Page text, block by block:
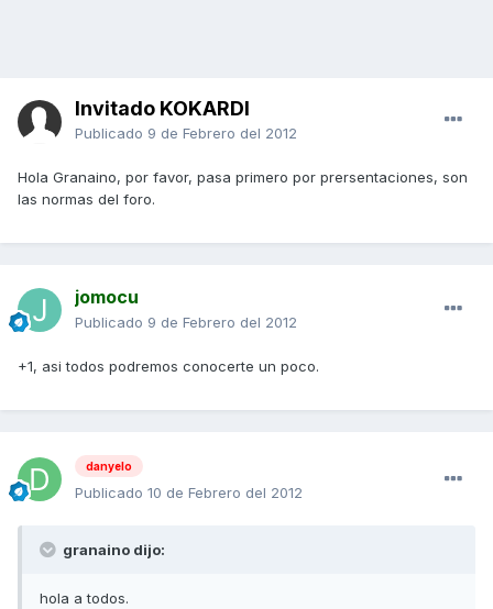
Invitado KOKARDI
Publicado 9 de Febrero del 2012
Hola Granaino, por favor, pasa primero por prersentaciones, son
las normas del foro.
jomocu
Publicado 9 de Febrero del 2012
+1, asi todos podremos conocerte un poco.
danyelo
Publicado 10 de Febrero del 2012
granaino dijo:
hola a todos.